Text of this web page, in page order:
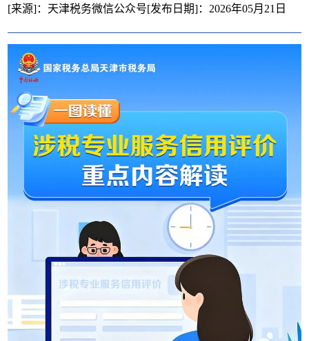
[发布日期]：2026年05月21日
[来源]：天津税务微信公众号